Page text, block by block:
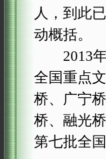
人，到此
动概括。
2013年5
全国重点
桥、广宁
桥、融光
第七批全